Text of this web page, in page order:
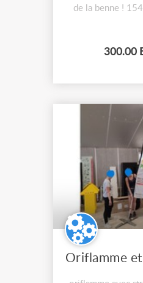
de la benne !
également du
d'ameublement
sur place ou
300.00